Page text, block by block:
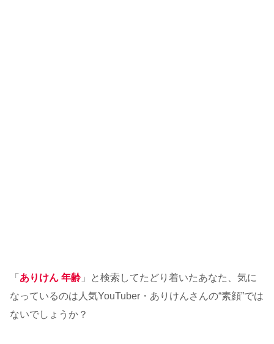
「 ありけん 年齢 」と検索してたどり着いたあなた、気に
なっているのは人気YouTuber・ありけんさんの“素顔”では
ないでしょうか？